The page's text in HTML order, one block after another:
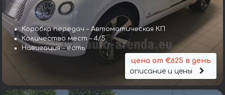
Коробка передач – Автоматическая КП
Количество мест – 4/5
Навигация – есть
цена от €625 в день
описание и цены